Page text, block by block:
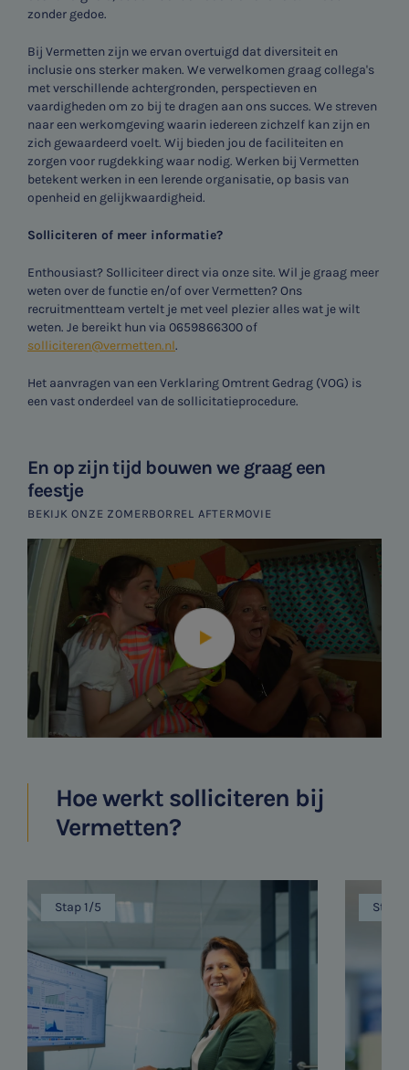
zonder gedoe.
Bij Vermetten zijn we ervan overtuigd dat diversiteit en
inclusie ons sterker maken. We verwelkomen graag collega's
met verschillende achtergronden, perspectieven en
vaardigheden om zo bij te dragen aan ons succes. We streven
naar een werkomgeving waarin iedereen zichzelf kan zijn en
zich gewaardeerd voelt. Wij bieden jou de faciliteiten en
zorgen voor rugdekking waar nodig. Werken bij Vermetten
betekent werken in een lerende organisatie, op basis van
openheid en gelijkwaardigheid.
Solliciteren of meer informatie?
Enthousiast? Solliciteer direct via onze site. Wil je graag meer
weten over de functie en/of over Vermetten? Ons
recruitmentteam vertelt je met veel plezier alles wat je wilt
weten. Je bereikt hun via 0659866300 of
solliciteren@vermetten.nl.
Het aanvragen van een Verklaring Omtrent Gedrag (VOG) is
een vast onderdeel van de sollicitatieprocedure.
En op zijn tijd bouwen we graag een
feestje
BEKIJK ONZE ZOMERBORREL AFTERMOVIE
Hoe werkt solliciteren bij
Vermetten?
Stap 1/5 Stap